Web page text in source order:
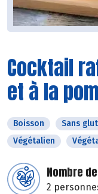
Cocktail
et à la
Boisson Sans
Végétalien
Nombre
2